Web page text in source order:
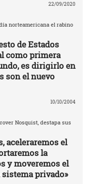
22/09/2020
norteamericana el rabino
de Estados
como primera
es dirigirlo en
son el nuevo
10/10/2004
Nosquist, destapa sus
aceleraremos el
la
y moveremos el
privado»